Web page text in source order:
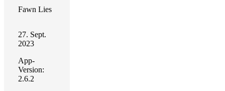
Fawn Lies
27. Sept.
2023
App-
Version:
2.6.2